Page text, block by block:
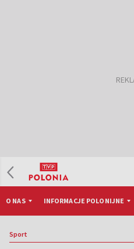
O NAS INFORMACJE POLONIJNE
Sport